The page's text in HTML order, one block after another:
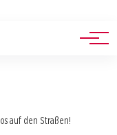
auf den Straßen!